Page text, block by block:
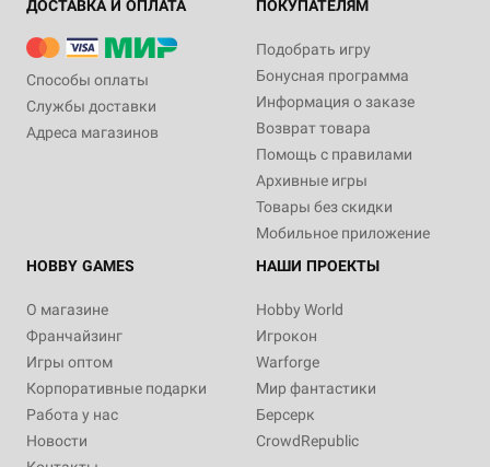
ДОСТАВКА И ОПЛАТА
Способы оплаты
Службы доставки
Адреса магазинов
ПОКУПАТЕЛЯМ
Подобрать игру
Бонусная программа
Информация о заказе
Возврат товара
Помощь с правилами
Архивные игры
Товары без скидки
Мобильное приложение
HOBBY GAMES
О магазине
Франчайзинг
Игры оптом
Корпоративные подарки
Работа у нас
Новости
НАШИ ПРОЕКТЫ
Hobby World
Игрокон
Warforge
Мир фантастики
Берсерк
CrowdRepublic